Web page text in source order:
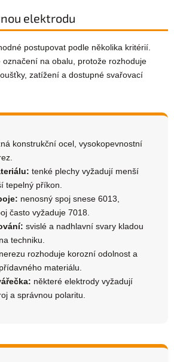
elektrodu
postupovat podle několika kritérií.
označení na obalu, protože rozhoduje
zatížení a dostupné svařovací
konstrukční ocel, vysokopevnostní
tenké plechy vyžadují menší
tepelný příkon.
nenosný spoj snese 6013,
často vyžaduje 7018.
svislé a nadhlavní svary kladou
techniku.
rozhoduje korozní odolnost a
materiálu.
některé elektrody vyžadují
a správnou polaritu.